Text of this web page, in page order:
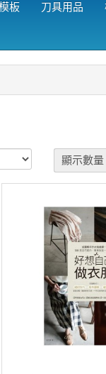
板 刀具用品
顯示數量